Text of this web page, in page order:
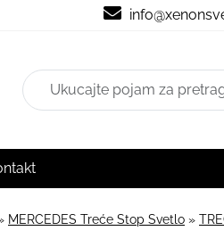
MERCEDES Treće Stop Svetlo »